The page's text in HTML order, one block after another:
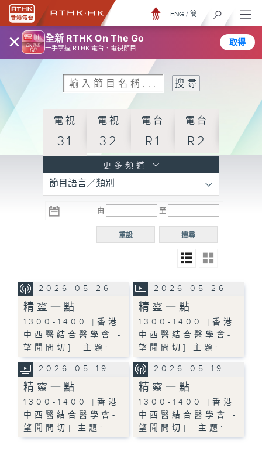
× 全新 RTHK On The Go
一手掌握 RTHK 電台、電視節目
取得
ENG / 簡
電視
31
電視
32
電台
R1
電台
R2
R3
電台 電台
R5
電台
普通
更多頻道
節目語言／類別
由 至
搜尋
重設
2026-05-26
精靈一點
1300-1400 [香港
中西醫結合醫學會 -
望聞問切] 主題:…
2026-05-26
精靈一點
1300-1400 [香港
中西醫結合醫學會-
望聞問切] 主題:…
2026-05-19
精靈一點
1300-1400 [香港
中西醫結合醫學會-
望聞問切] 主題:…
2026-05-19
精靈一點
1300-1400 [香港
中西醫結合醫學會 -
望聞問切] 主題:…